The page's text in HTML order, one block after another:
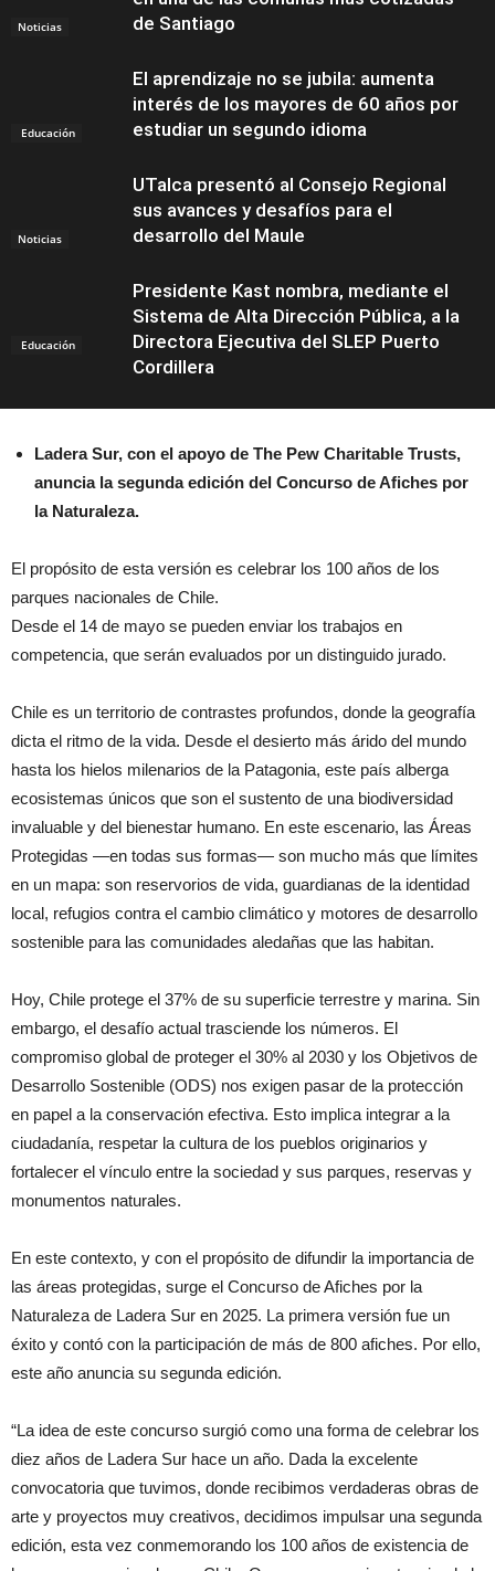
Noticias
de Santiago
Educación
El aprendizaje no se jubila: aumenta
interés de los mayores de 60 años por
estudiar un segundo idioma
Noticias
UTalca presentó al Consejo Regional
sus avances y desafíos para el
desarrollo del Maule
Educación
Presidente Kast nombra, mediante el
Sistema de Alta Dirección Pública, a la
Directora Ejecutiva del SLEP Puerto
Cordillera
Ladera Sur, con el apoyo de The Pew Charitable Trusts,
anuncia la segunda edición del Concurso de Afiches por
la Naturaleza.
El propósito de esta versión es celebrar los 100 años de los
parques nacionales de Chile.
Desde el 14 de mayo se pueden enviar los trabajos en
competencia, que serán evaluados por un distinguido jurado.
Chile es un territorio de contrastes profundos, donde la geografía
dicta el ritmo de la vida. Desde el desierto más árido del mundo
hasta los hielos milenarios de la Patagonia, este país alberga
ecosistemas únicos que son el sustento de una biodiversidad
invaluable y del bienestar humano. En este escenario, las Áreas
Protegidas —en todas sus formas— son mucho más que límites
en un mapa: son reservorios de vida, guardianas de la identidad
local, refugios contra el cambio climático y motores de desarrollo
sostenible para las comunidades aledañas que las habitan.
Hoy, Chile protege el 37% de su superficie terrestre y marina. Sin
embargo, el desafío actual trasciende los números. El
compromiso global de proteger el 30% al 2030 y los Objetivos de
Desarrollo Sostenible (ODS) nos exigen pasar de la protección
en papel a la conservación efectiva. Esto implica integrar a la
ciudadanía, respetar la cultura de los pueblos originarios y
fortalecer el vínculo entre la sociedad y sus parques, reservas y
monumentos naturales.
En este contexto, y con el propósito de difundir la importancia de
las áreas protegidas, surge el Concurso de Afiches por la
Naturaleza de Ladera Sur en 2025. La primera versión fue un
éxito y contó con la participación de más de 800 afiches. Por ello,
este año anuncia su segunda edición.
“La idea de este concurso surgió como una forma de celebrar los
diez años de Ladera Sur hace un año. Dada la excelente
convocatoria que tuvimos, donde recibimos verdaderas obras de
arte y proyectos muy creativos, decidimos impulsar una segunda
edición, esta vez conmemorando los 100 años de existencia de